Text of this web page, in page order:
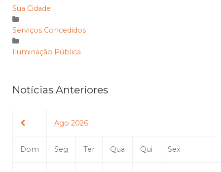
Sua Cidade
Serviços Concedidos
Iluminação Pública
Notícias Anteriores
Ago 2026
Dom Seg Ter Qua Qui Sex